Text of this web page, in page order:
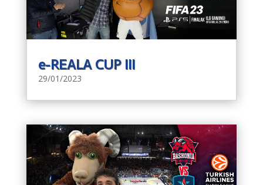
e-REALA CUP III
29/01/2023